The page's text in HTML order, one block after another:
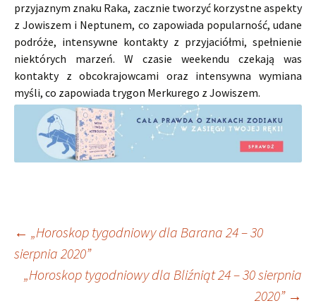
przyjaznym znaku Raka, zacznie tworzyć korzystne aspekty
z Jowiszem i Neptunem, co zapowiada popularność, udane
podróże, intensywne kontakty z przyjaciółmi, spełnienie
niektórych marzeń. W czasie weekendu czekają was
kontakty z obcokrajowcami oraz intensywna wymiana
myśli, co zapowiada trygon Merkurego z Jowiszem.
Nawigacja
wpisu
← „Horoskop tygodniowy dla Barana 24 – 30
sierpnia 2020”
„Horoskop tygodniowy dla Bliźniąt 24 – 30 sierpnia
2020” →